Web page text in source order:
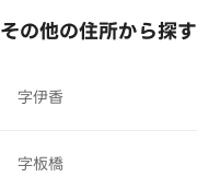
その他の住所から探す
字伊香
字板橋